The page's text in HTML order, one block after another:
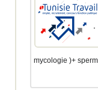
mycologie )+